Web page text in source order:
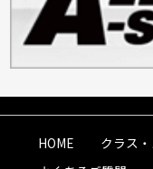
HOME クラス